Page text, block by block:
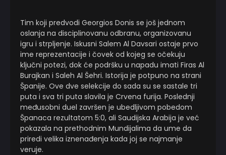
Tim koji predvodi Georgios Donis se još jednom
oslanja na disciplinovanu odbranu, organizovanu
igru i strpljenje. Iskusni Salem Al Davsari ostaje prvo
ime reprezentacije i čovek od kojeg se očekuju
ključni potezi, dok će podršku u napadu imati Firas Al
Burajkan i Saleh Al Šehri. Istorija je potpuno na strani
Španije. Ove dve selekcije do sada su se sastale tri
puta i sva tri puta slavila je Crvena furija. Poslednji
međusobni duel završen je ubedljivom pobedom
Španaca rezultatom 5:0, ali Saudijska Arabija je već
pokazala na prethodnim Mundijalima da ume da
priredi velika iznenađenja kada joj se najmanje
veruje.